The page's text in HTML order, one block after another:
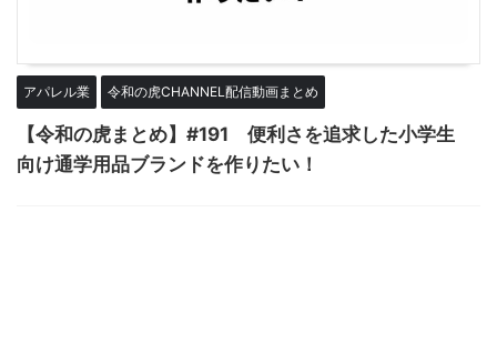
アパレル業 令和の虎CHANNEL配信動画まとめ
【令和の虎まとめ】#191 便利さを追求した小学生
向け通学用品ブランドを作りたい！